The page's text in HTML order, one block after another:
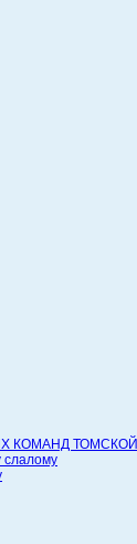
КОМАНД
слалому